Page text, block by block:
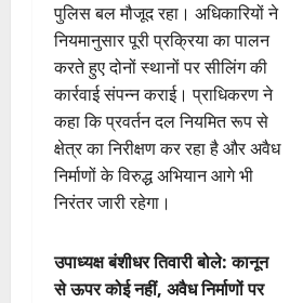
पुलिस बल मौजूद रहा। अधिकारियों ने
नियमानुसार पूरी प्रक्रिया का पालन
करते हुए दोनों स्थानों पर सीलिंग की
कार्रवाई संपन्न कराई। प्राधिकरण ने
कहा कि प्रवर्तन दल नियमित रूप से
क्षेत्र का निरीक्षण कर रहा है और अवैध
निर्माणों के विरुद्ध अभियान आगे भी
निरंतर जारी रहेगा।
उपाध्यक्ष बंशीधर तिवारी बोले: कानून
से ऊपर कोई नहीं, अवैध निर्माणों पर